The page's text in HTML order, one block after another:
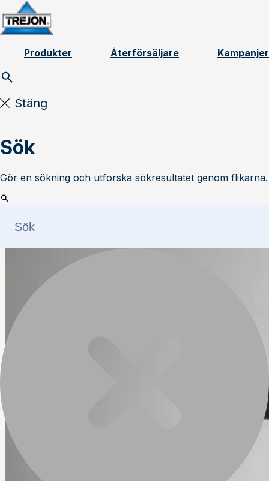
Skip to content
Produkter Återförsäljare Kampanjer
Stäng
Sök
Gör en sökning och utforska sökresultatet genom flikarna.
Läs mer